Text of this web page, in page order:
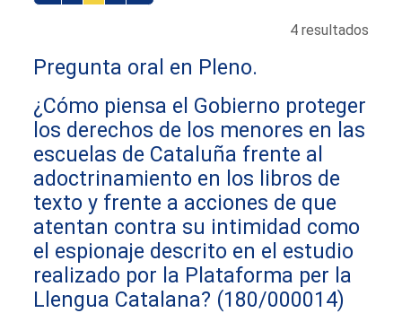
4 resultados
Pregunta oral en Pleno.
¿Cómo piensa el Gobierno proteger
los derechos de los menores en las
escuelas de Cataluña frente al
adoctrinamiento en los libros de
texto y frente a acciones de que
atentan contra su intimidad como
el espionaje descrito en el estudio
realizado por la Plataforma per la
Llengua Catalana? (180/000014)